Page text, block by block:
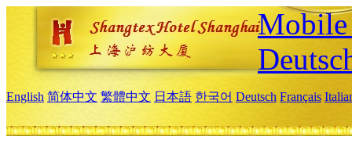
Mobile
English 简体中文 繁體中文 日本語 한국어 Deutsch Français